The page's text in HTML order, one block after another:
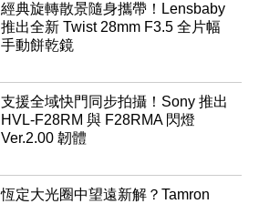
經典旋轉散景隨身攜帶！Lensbaby
推出全新 Twist 28mm F3.5 全片幅
手動餅乾鏡
支援全域快門同步拍攝！Sony 推出
HVL-F28RM 與 F28RMA 閃燈
Ver.2.00 韌體
恆定大光圈中望遠新解？Tamron